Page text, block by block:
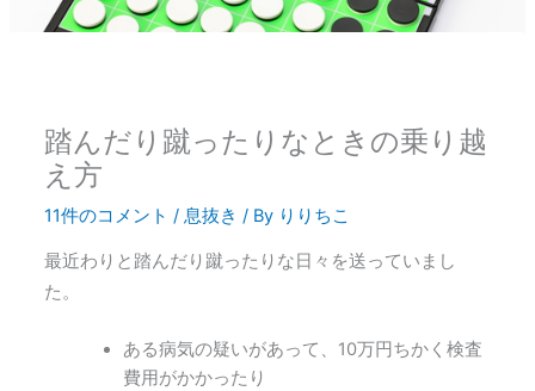
踏んだり蹴ったりなときの乗り越
え方
11件のコメント / 息抜き / By りりちこ
最近わりと踏んだり蹴ったりな日々を送っていまし
た。
ある病気の疑いがあって、10万円ちかく検査
費用がかかったり